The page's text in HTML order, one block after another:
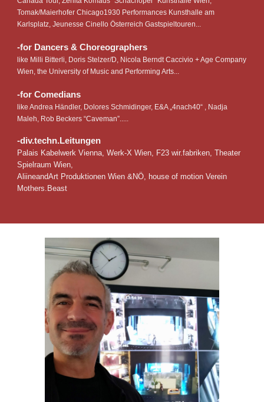
Tomak/Maierhofer Chicago1930 Performances Kunsthalle am
Karlsplatz, Jeunesse Cinello Österreich Gastspieltouren...
-for Dancers & Choreographers
like Milli Bitterli, Doris Stelzer/D, Nicola Berndt Caccivio + Age Company
Wien, the University of Music and Performing Arts...
-for Comedians
like Andrea Händler, Dolores Schmidinger, E&A „4nach40“ , Nadja
Maleh, Rob Beckers “Caveman”.....
-div.techn.Leitungen
Palais Kabelwerk Vienna, Werk-X Wien, F23 wir.fabriken, Theater
Spielraum Wien,
AliineandArt Produktionen Wien &NÖ, house of motion Verein
Mothers.Beast